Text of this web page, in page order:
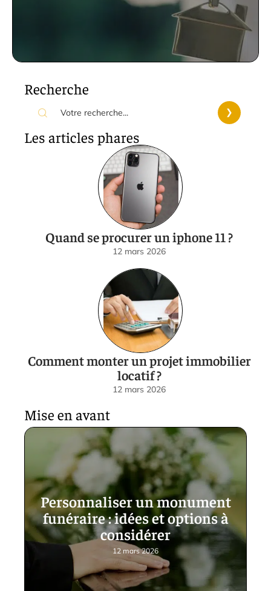
Recherche
Les articles phares
Quand se procurer un iphone 11 ?
12 mars 2026
Comment monter un projet immobilier
locatif ?
12 mars 2026
Mise en avant
Personnaliser un monument
funéraire : idées et options à
considérer
12 mars 2026